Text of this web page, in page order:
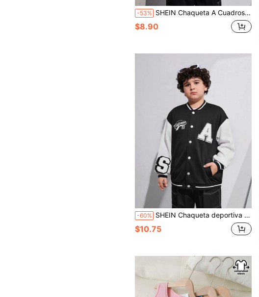
-53% SHEIN Chaqueta A Cuadros Con Capucha De Tamaño Extendido Para Niños preadolescente
$8.90
-60% SHEIN Chaqueta deportiva casual de béisbol para niños preadolescentes en tallas extendidas
$10.75